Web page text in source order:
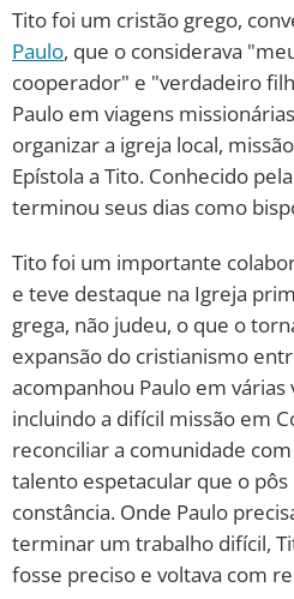
VERSÍCULO DO DIA
PALAVRA DO DIA
SALMO DO DIA
DEVOCIONAL DIÁRIO
10 MANDAMENTOS
ESTUDOS BÍBLICOS
ESBOÇOS DE PREGAÇÃO
TEMAS
PERGUNTE À BÍBLIA
TERMO BÍBLICO JOGOS
Tito foi um cristão grego,
Paulo, que o considerava
cooperador" e "verdadeiro
Paulo em viagens
organizar a igreja local,
Epístola a Tito. Conhecido
terminou seus dias como
Tito foi um importante
e teve destaque na Igreja
grega, não judeu, o que o
expansão do cristianismo
acompanhou Paulo em várias
incluindo a difícil missão em
reconciliar a comunidade
talento espetacular que o pôs
constância. Onde Paulo
terminar um trabalho difícil,
fosse preciso e voltava com